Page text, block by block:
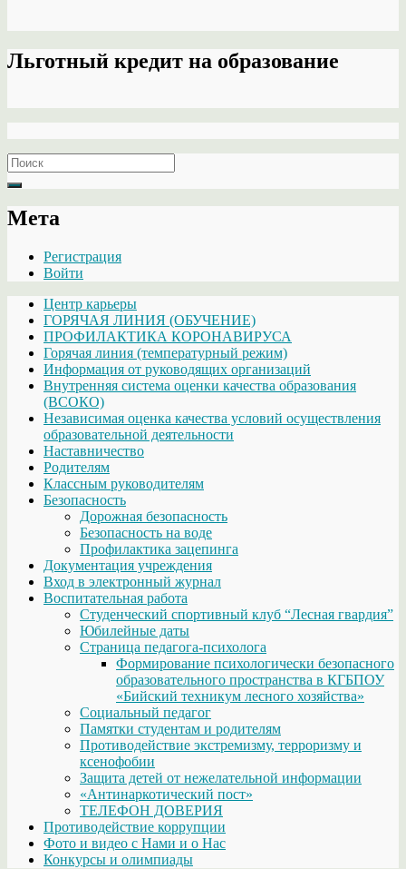
Льготный кредит на образование
Search
for:
Мета
Регистрация
Войти
Центр карьеры
ГОРЯЧАЯ ЛИНИЯ (ОБУЧЕНИЕ)
ПРОФИЛАКТИКА КОРОНАВИРУСА
Горячая линия (температурный режим)
Информация от руководящих организаций
Внутренняя система оценки качества образования
(ВСОКО)
Независимая оценка качества условий осуществления
образовательной деятельности
Наставничество
Родителям
Классным руководителям
Безопасность
Дорожная безопасность
Безопасность на воде
Профилактика зацепинга
Документация учреждения
Вход в электронный журнал
Воспитательная работа
Студенческий спортивный клуб “Лесная гвардия”
Юбилейные даты
Страница педагога-психолога
Формирование психологически безопасного
образовательного пространства в КГБПОУ
«Бийский техникум лесного хозяйства»
Социальный педагог
Памятки студентам и родителям
Противодействие экстремизму, терроризму и
ксенофобии
Защита детей от нежелательной информации
«Антинаркотический пост»
ТЕЛЕФОН ДОВЕРИЯ
Противодействие коррупции
Фото и видео с Нами и о Нас
Конкурсы и олимпиады